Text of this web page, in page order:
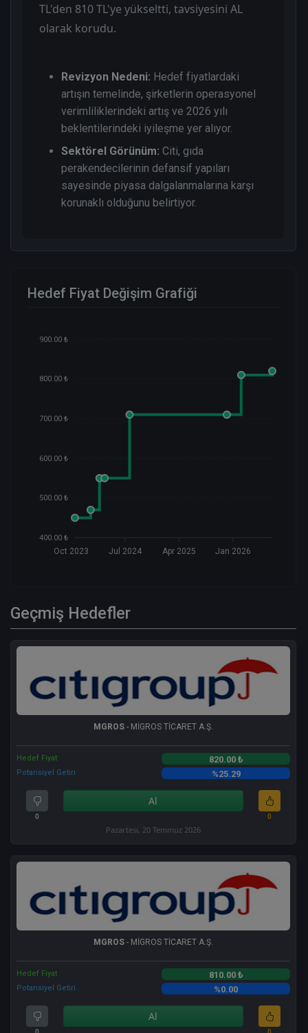
TL'den 810 TL'ye yükseltti, tavsiyesini AL
olarak korudu.
Revizyon Nedeni: Hedef fiyatlardaki
artışın temelinde, şirketlerin operasyonel
verimliliklerindeki artış ve 2026 yılı
beklentilerindeki iyileşme yer alıyor.
Sektörel Görünüm: Citi, gıda
perakendecilerinin defansif yapıları
sayesinde piyasa dalgalanmalarına karşı
korunaklı olduğunu belirtiyor.
Hedef Fiyat Değişim Grafiği
900.00 ₺
800.00 ₺
700.00 ₺
600.00 ₺
500.00 ₺
400.00 ₺
Oct 2023 Jul 2024 Apr 2025 Jan 2026
Geçmiş Hedefler
MGROS - MİGROS TİCARET A.Ş.
Hedef Fiyat 820.00 ₺
Potansiyel Getiri %25.29
0
Al
0
Pazartesi, 20 Temmuz 2026
MGROS - MİGROS TİCARET A.Ş.
Hedef Fiyat 810.00 ₺
Potansiyel Getiri %0.00
Al